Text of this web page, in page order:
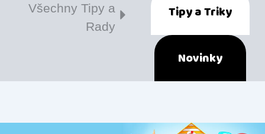
Tipy a Triky
Novinky
Všechny Tipy a
Rady